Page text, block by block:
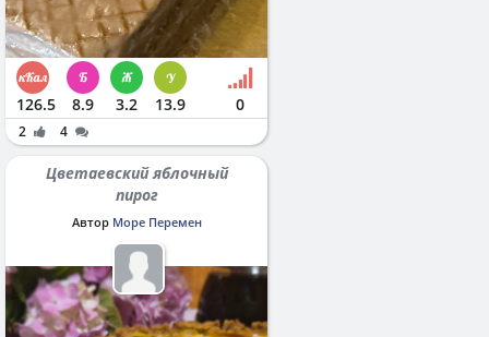
126.5 8.9 3.2 13.9 0
2 4
Цветаевский яблочный
пирог
Автор Море Перемен